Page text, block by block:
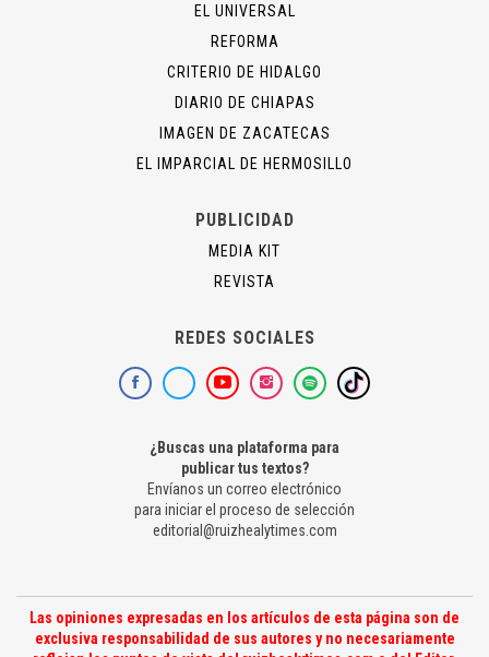
EL UNIVERSAL
REFORMA
CRITERIO DE HIDALGO
DIARIO DE CHIAPAS
IMAGEN DE ZACATECAS
EL IMPARCIAL DE HERMOSILLO
PUBLICIDAD
MEDIA KIT
REVISTA
REDES SOCIALES
¿Buscas una plataforma para
publicar tus textos?
Envíanos un correo electrónico
para iniciar el proceso de selección
editorial@ruizhealytimes.com
Las opiniones expresadas en los artículos de esta página son de
exclusiva responsabilidad de sus autores y no necesariamente